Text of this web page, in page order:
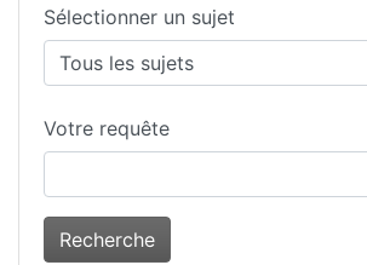
Sélectionner un sujet
Votre requête
Recherche